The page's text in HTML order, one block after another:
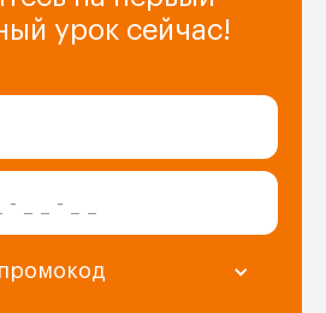
урок сейчас!